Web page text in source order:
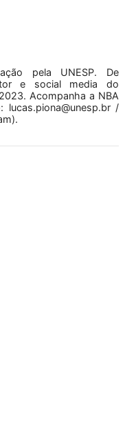
pela UNESP. De
e social media do
Acompanha a NBA
lucas.piona@unesp.br/